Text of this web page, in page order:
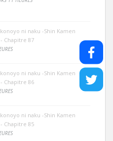
ni naku -Shin Kamen
Chapitre 87
ni naku -Shin Kamen
Chapitre 86
ni naku -Shin Kamen
Chapitre 85